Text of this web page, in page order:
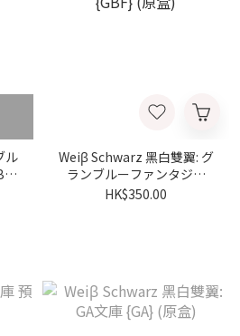
ル
Weiβ Schwarz 黑白雙翼: グ
ランブルーファンタジー
{GBF} (原盒)
HK$350.00